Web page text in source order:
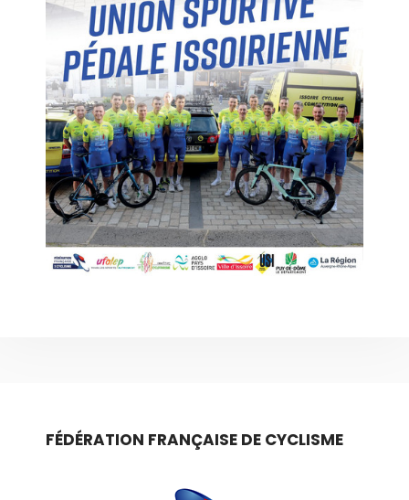
FÉDÉRATION FRANÇAISE DE CYCLISME